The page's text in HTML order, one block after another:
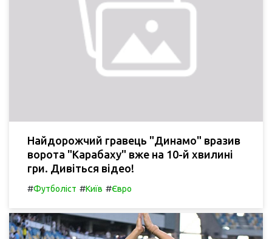
Найдорожчий гравець "Динамо" вразив
ворота "Карабаху" вже на 10-й хвилині
гри. Дивіться відео!
#Футболіст #Київ #Євро